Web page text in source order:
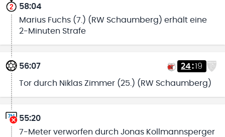
58:04
Marius Fuchs (7.) (RW Schaumberg) erhält eine
2-Minuten Strafe
56:07 24:19
Tor durch Niklas Zimmer (25.) (RW Schaumberg)
55:20
7-Meter verworfen durch Jonas Kollmannsperger